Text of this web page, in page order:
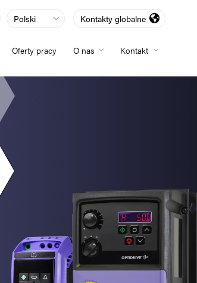
Polski Kontakty globalne
Oferty pracy O nas Kontakt